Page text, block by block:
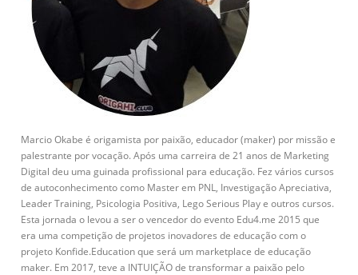
Marcio Okabe é origamista por paixão, educador (maker) por missão e
palestrante por vocação. Após uma carreira de 21 anos de Marketing
Digital deu uma guinada profissional para educação. Fez vários cursos
de autoconhecimento como Master em PNL, Investigação Apreciativa,
Leader Training, Psicologia Positiva, Lego Serious Play e outros cursos.
Esta jornada o levou a ser o vencedor do evento Edu4.me 2015 que
era uma competição de projetos inovadores de educação com o
projeto Konfide.Education que será um marketplace de educação
maker. Em 2017, teve a INTUIÇÃO de transformar a paixão pelo